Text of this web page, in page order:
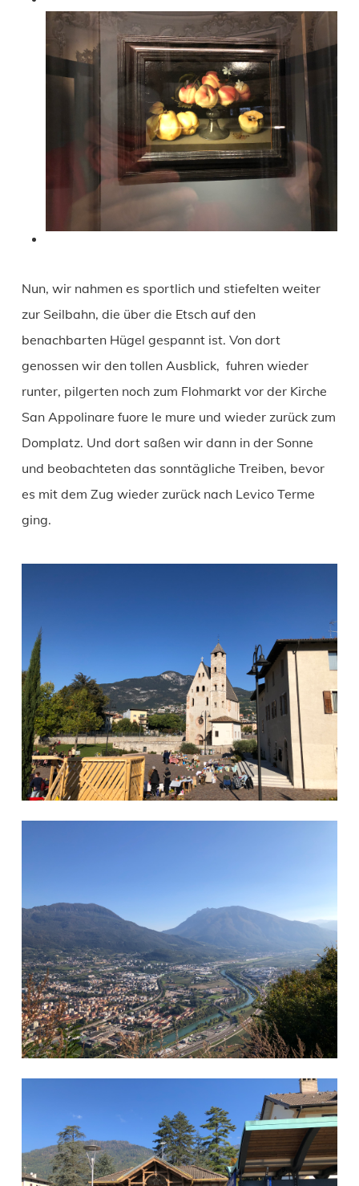
Nun, wir nahmen es sportlich und stiefelten weiter
zur Seilbahn, die über die Etsch auf den
benachbarten Hügel gespannt ist. Von dort
genossen wir den tollen Ausblick, fuhren wieder
runter, pilgerten noch zum Flohmarkt vor der Kirche
San Appolinare fuore le mure und wieder zurück zum
Domplatz. Und dort saßen wir dann in der Sonne
und beobachteten das sonntägliche Treiben, bevor
es mit dem Zug wieder zurück nach Levico Terme
ging.